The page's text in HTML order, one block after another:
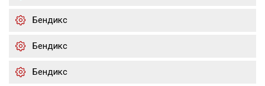
Бендикс
Бендикс
Бендикс